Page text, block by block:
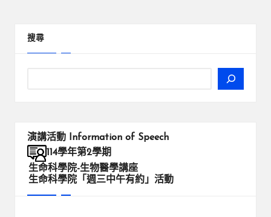
分
頁
搜尋
演講活動 Information of Speech
114學年第2學期
生命科學院-生物醫學講座
生命科學院「週三中午有約」活動